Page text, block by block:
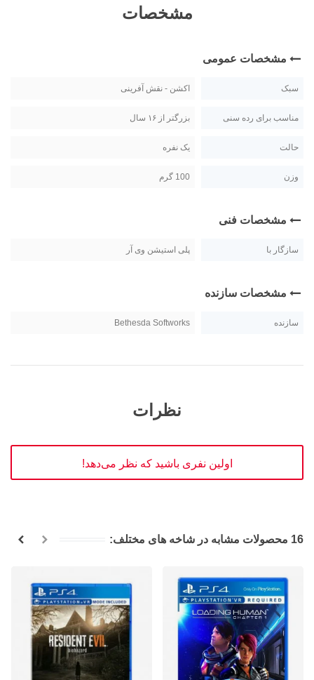
مشخصات
مشخصات عمومی
سبک اکشن - نقش آفرینی
مناسب برای رده سنی بزرگتر از ۱۶ سال
حالت یک نفره
وزن 100 گرم
مشخصات فنی
سازگار با پلی استیشن وی آر
مشخصات سازنده
سازنده Bethesda Softworks
نظرات
اولین نفری باشید که نظر می‌دهد!
16 محصولات مشابه در شاخه های مختلف: